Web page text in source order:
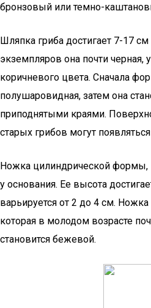
бронзовый или темно-
Шляпка гриба достигает 7-17
экземпляров она почти черная,
коричневого цвета. Сначала
полушаровидная, затем она
приподнятыми краями.
старых грибов могут
Ножка цилиндрической формы,
у основания. Ее высота
варьируется от 2 до 4 см.
которая в молодом возрасте
становится бежевой.